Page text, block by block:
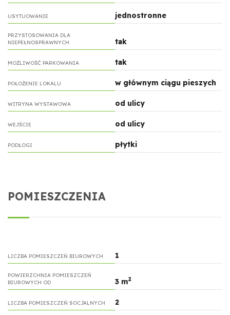
USYTUOWANIE jednostronne
PRZYSTOSOWANIA DLA
NIEPEŁNOSPRAWNYCH
tak
MOŻLIWOŚĆ PARKOWANIA tak
POŁOŻENIE LOKALU w głównym ciągu pieszych
WITRYNA WYSTAWOWA od ulicy
WEJŚCIE od ulicy
PODŁOGI płytki
POMIESZCZENIA
LICZBA POMIESZCZEŃ BIUROWYCH 1
POWIERZCHNIA POMIESZCZEŃ
BIUROWYCH OD
3 m2
LICZBA POMIESZCZEŃ SOCJALNYCH 2